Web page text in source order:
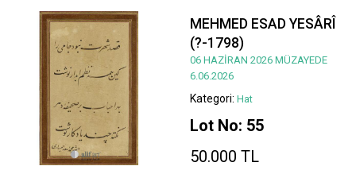
MEHMED ESAD YESÂRÎ
(?-1798)
06 HAZİRAN 2026 MÜZAYEDE
6.06.2026
Kategori: Hat
Lot No: 55
50.000 TL